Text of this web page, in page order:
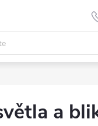
a